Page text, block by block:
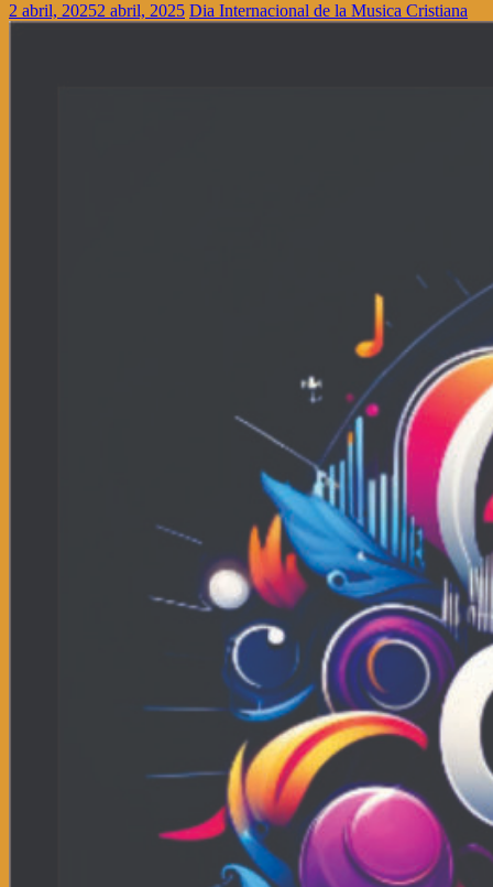
2 abril, 20252 abril, 2025 Dia Internacional de la Musica Cristiana